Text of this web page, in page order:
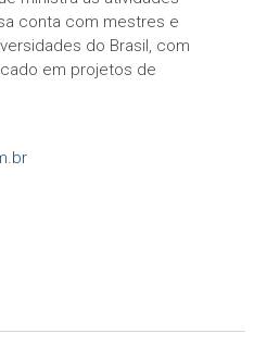
conta com mestres e
do Brasil, com
em projetos de